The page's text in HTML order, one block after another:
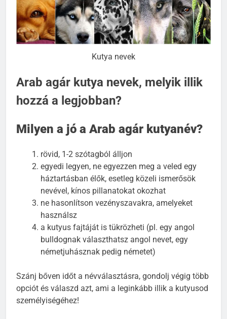
Kutya nevek
Arab agár kutya nevek, melyik illik
hozzá a legjobban?
Milyen a jó a Arab agár kutyanév?
rövid, 1-2 szótagból álljon
egyedi legyen, ne egyezzen meg a veled egy
háztartásban élők, esetleg közeli ismerősök
nevével, kínos pillanatokat okozhat
ne hasonlítson vezényszavakra, amelyeket
használsz
a kutyus fajtáját is tükrözheti (pl. egy angol
bulldognak választhatsz angol nevet, egy
németjuhásznak pedig németet)
Szánj bőven időt a névválasztásra, gondolj végig több
opciót és válaszd azt, ami a leginkább illik a kutyusod
személyiségéhez!